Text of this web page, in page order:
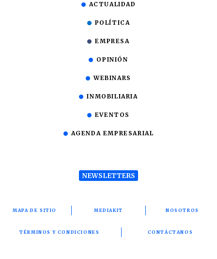
ACTUALIDAD
POLÍTICA
EMPRESA
OPINIÓN
WEBINARS
INMOBILIARIA
EVENTOS
AGENDA EMPRESARIAL
NEWSLETTERS
MAPA DE SITIO MEDIAKIT NOSOTROS
TÉRMINOS Y CONDICIONES CONTÁCTANOS